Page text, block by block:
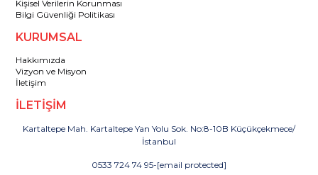
Kişisel Verilerin Korunması
Bilgi Güvenliği Politikası
KURUMSAL
Hakkımızda
Vizyon ve Misyon
İletişim
İLETİŞİM
Kartaltepe Mah. Kartaltepe Yan Yolu Sok. No:8-10B Küçükçekmece/
İstanbul
0533 724 74 95-[email protected]